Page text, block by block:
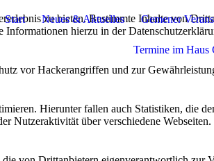
Start Neues & Aktuelles Gemener
Termine im Haus
zu bieten. Bestimmte Inhalte von
hierzu in der
vor Hackerangriffen und zur
Hierunter fallen auch Statistiken, die
Nutzeraktivität über verschiedene Webseiten.